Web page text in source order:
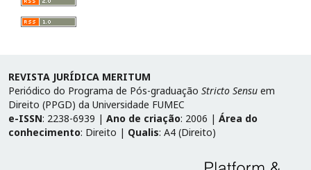
REVISTA JURÍDICA MERITUM
Periódico do Programa de Pós-graduação Stricto Sensu em
Direito (PPGD) da Universidade FUMEC
e-ISSN: 2238-6939 | Ano de criação: 2006 | Área do
conhecimento: Direito | Qualis: A4 (Direito)